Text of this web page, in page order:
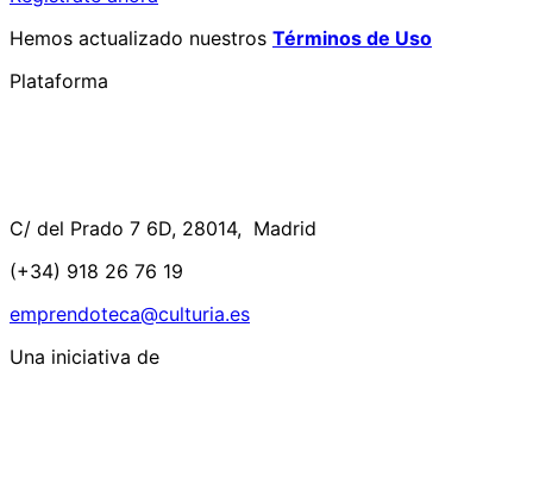
Hemos actualizado nuestros Términos de Uso
Plataforma
C/ del Prado 7 6D, 28014, Madrid
(+34) 918 26 76 19
emprendoteca@culturia.es
Una iniciativa de